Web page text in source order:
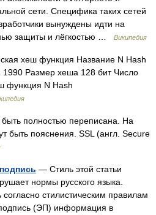
сети. Специфика таких сетей
вынуждены идти на
защиты и лёгкостью …
Википедия
хеш функция Название N Hash
Размер хеша 128 бит Число
функция N Hash
полностью переписана. На
быть пояснения. SSL (англ. Secure
— Стиль этой статьи
нормы русского языка.
стилистическим правилам
(ЭП) информация в